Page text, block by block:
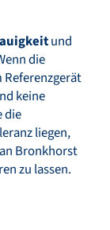
und
die
Referenzgerät
keine
die
liegen,
Bronkhorst
zu lassen.